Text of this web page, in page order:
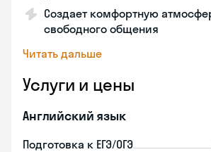
Создает комфортную
свободного общения
Читать дальше
Услуги и цены
Английский язык
Подготовка к ЕГЭ/ОГЭ